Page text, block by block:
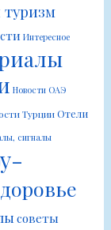
Интересное
Новости ОАЭ
ТурцииОтели
сигналы
советы